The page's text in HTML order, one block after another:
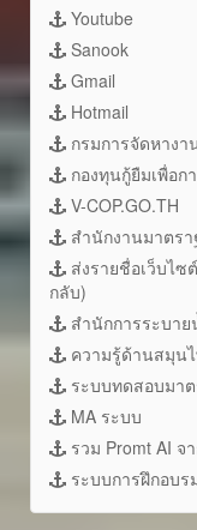
Youtube
Sanook
Gmail
Hotmail
กรมการจัดหางา
กองทุนกู้ยืมเพื่อก
V-COP.GO.TH
สำนักงานมาตร
ส่งรายชื่อเว็บไซ
กลับ)
สำนักการระบาย
ความรู้ด้านสมุน
ระบบทดสอบมา
MA ระบบ
รวม Promt AI จ
ระบบการฝึกอบ